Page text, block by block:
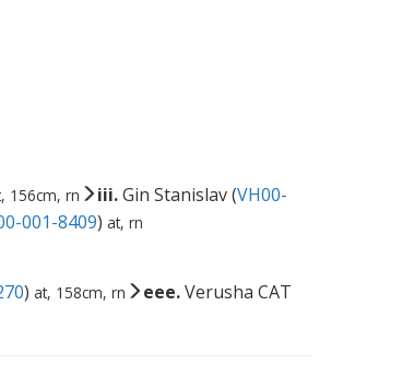
156cm, rn iii.Gin Stanislav (VH00-
001-8409) at, rn
) at, 158cm, rn eee.Verusha CAT